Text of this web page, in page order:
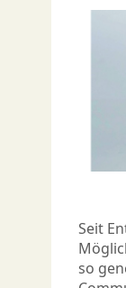
Seit
so